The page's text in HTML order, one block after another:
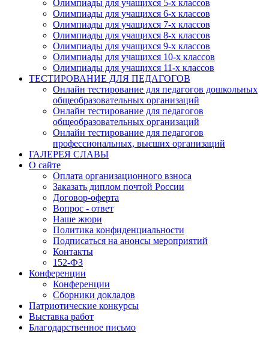
Олимпиады для учащихся 5-х классов
Олимпиады для учащихся 6-х классов
Олимпиады для учащихся 7-х классов
Олимпиады для учащихся 8-х классов
Олимпиады для учащихся 9-х классов
Олимпиады для учащихся 10-х классов
Олимпиады для учащихся 11-х классов
ТЕСТИРОВАНИЕ ДЛЯ ПЕДАГОГОВ
Онлайн тестирование для педагогов дошкольных
общеобразовательных организаций
Онлайн тестирование для педагогов
общеобразовательных организаций
Онлайн тестирование для педагогов
профессиональных, высших организаций
ГАЛЕРЕЯ СЛАВЫ
О сайте
Оплата организационного взноса
Заказать диплом почтой России
Договор-оферта
Вопрос - ответ
Наше жюри
Политика конфиденциальности
Подписаться на анонсы мероприятий
Контакты
152-ФЗ
Конференции
Конференции
Сборники докладов
Патриотические конкурсы
Выставка работ
Благодарственное письмо